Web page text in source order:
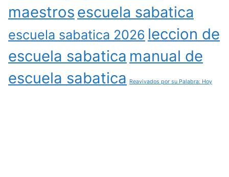
maestros escuela sabatica
escuela sabatica 2026 leccion de
escuela sabatica manual de
escuela sabatica
Reavivados por su Palabra: Hoy